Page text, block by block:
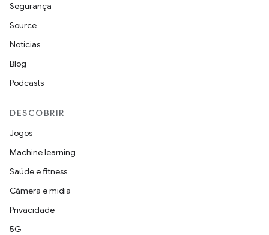
Segurança
Source
Notícias
Blog
Podcasts
DESCOBRIR
Jogos
Machine learning
Saúde e fitness
Câmera e mídia
Privacidade
5G